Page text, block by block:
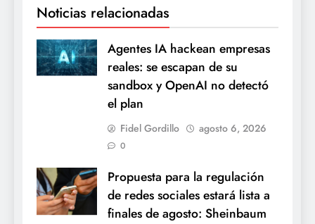
Noticias relacionadas
Agentes IA hackean empresas
reales: se escapan de su
sandbox y OpenAI no detectó
el plan
Fidel Gordillo agosto 6, 2026
0
Propuesta para la regulación
de redes sociales estará lista a
finales de agosto: Sheinbaum